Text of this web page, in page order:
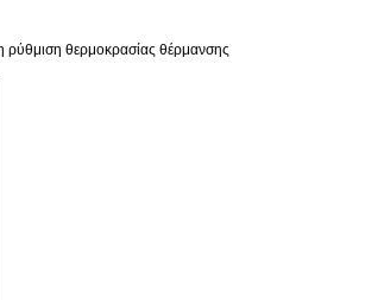
ρύθμιση θερμοκρασίας θέρμανσης